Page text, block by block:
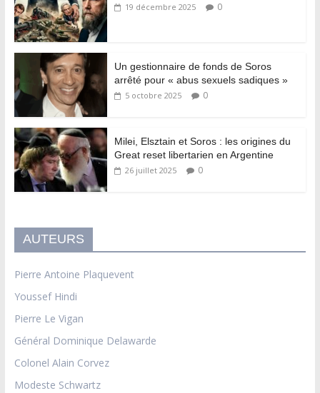
19 décembre 2025 0
Un gestionnaire de fonds de Soros
arrêté pour « abus sexuels sadiques »
5 octobre 2025 0
Milei, Elsztain et Soros : les origines du
Great reset libertarien en Argentine
26 juillet 2025 0
AUTEURS
Pierre Antoine Plaquevent
Youssef Hindi
Pierre Le Vigan
Général Dominique Delawarde
Colonel Alain Corvez
Modeste Schwartz